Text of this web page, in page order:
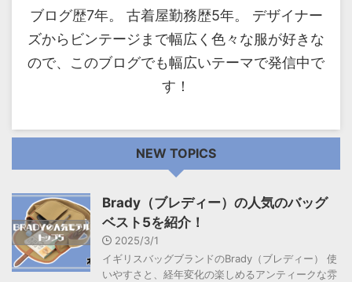
ブログ歴7年。 古着屋勤務歴5年。 デザイナー
ズからビンテージまで幅広く色々な服が好きな
ので、このブログでも幅広いテーマで発信中で
す！
NEW TOPICS
Brady（ブレディー）の人気のバッグ
ベスト5を紹介！
2025/3/1
イギリスバッグブランドのBrady（ブレディー） 使
いやすさと、経年変化の楽しめるアンティークな雰